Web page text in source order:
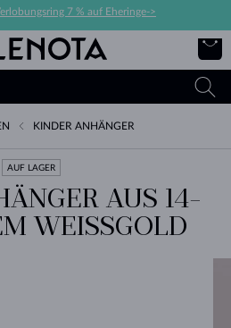
7 % auf Eheringe->
KINDER ANHÄNGER
AUF LAGER
AUS 14-
WEISSGOLD